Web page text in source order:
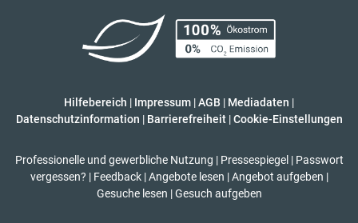
Hilfebereich | Impressum |AGB | Mediadaten |
Datenschutzinformation | Barrierefreiheit | Cookie-Einstellungen
Professionelle und gewerbliche Nutzung | Pressespiegel | Passwort
vergessen? | Feedback | Angebote lesen | Angebot aufgeben |
Gesuche lesen | Gesuch aufgeben